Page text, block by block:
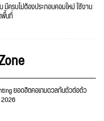
ครบไม่ต้องประกอบคอมใหม่ ใช้งาน
พื้นที่
ยอดฮิตคอเกมดวลกันตัวต่อตัว